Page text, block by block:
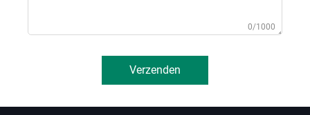
0/1000
Verzenden